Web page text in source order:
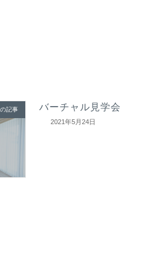
記事 バーチャル見学会
2021年5月24日